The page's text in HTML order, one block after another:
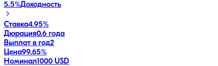
5.5%Доходность
Ставка4.95%
Дюрация0.6 года
Выплат в год2
Цена99.65%
Номинал1000 USD